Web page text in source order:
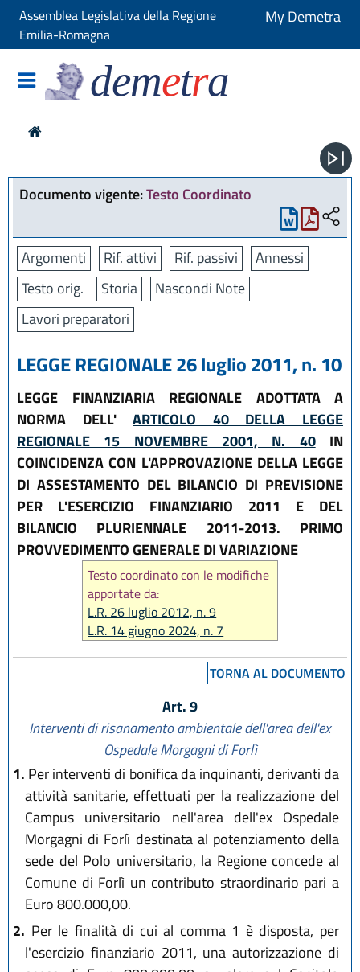
Assemblea Legislativa della Regione
Emilia-Romagna
My Demetra
demetra
Documento vigente:Testo Coordinato
Argomenti Rif. attivi Rif. passivi
Annessi
Testo orig.
Storia
Nascondi Note
Lavori preparatori
LEGGE REGIONALE 26 luglio 2011, n. 10
LEGGE FINANZIARIA REGIONALE ADOTTATA A
NORMA DELL'ARTICOLO 40 DELLA LEGGE
REGIONALE 15 NOVEMBRE 2001, N. 40IN
COINCIDENZA CON L'APPROVAZIONE DELLA LEGGE
DI ASSESTAMENTO DEL BILANCIO DI PREVISIONE
PER L'ESERCIZIO FINANZIARIO 2011 E DEL
BILANCIO PLURIENNALE 2011-2013. PRIMO
PROVVEDIMENTO GENERALE DI VARIAZIONE
Testo coordinato con le modifiche
apportate da:
L.R. 26 luglio 2012, n. 9
L.R. 14 giugno 2024, n. 7
TORNA AL DOCUMENTO
Art. 9
Interventi di risanamento ambientale dell'area dell'ex
Ospedale Morgagni di Forlì
1. Per interventi di bonifica da inquinanti, derivanti da
attività sanitarie, effettuati per la realizzazione del
Campus universitario nell'area dell'ex Ospedale
Morgagni di Forlì destinata al potenziamento della
sede del Polo universitario, la Regione concede al
Comune di Forlì un contributo straordinario pari a
Euro 800.000,00.
2. Per le finalità di cui al comma 1 è disposta, per
l'esercizio finanziario 2011, una autorizzazione di